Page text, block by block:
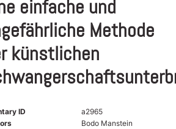
einfache und
Methode
künstlichen
ID
a2965
Bodo Manstein